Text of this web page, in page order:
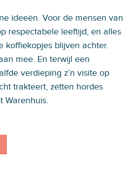
ideeën. Voor de mensen van
respectabele leeftijd, en alles
koffiekopjes blijven achter.
mee. En terwijl een
verdieping z’n visite op
trakteert, zetten hordes
Warenhuis.